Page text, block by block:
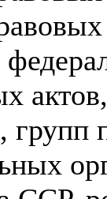
групп